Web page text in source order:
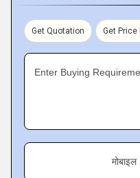
the required parts
their overall functioning.
manufacture come in
sets and can be availed
Key Facts of Ovion
Get Quotation Get Price
Enter Buying